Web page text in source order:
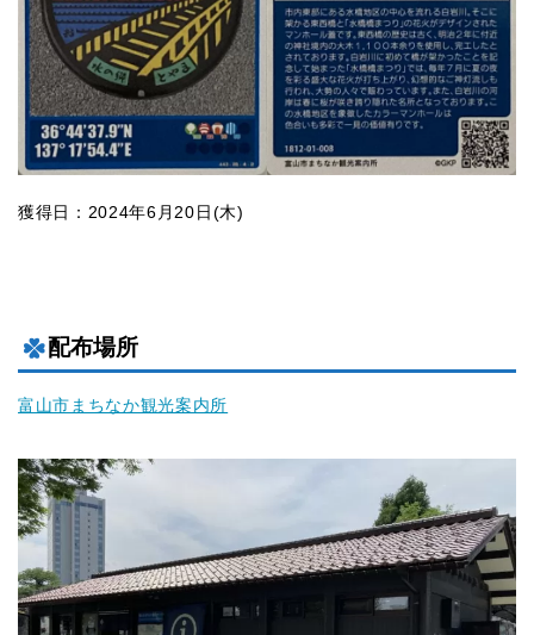
獲得日：2024年6月20日(木)
配布場所
富山市まちなか観光案内所